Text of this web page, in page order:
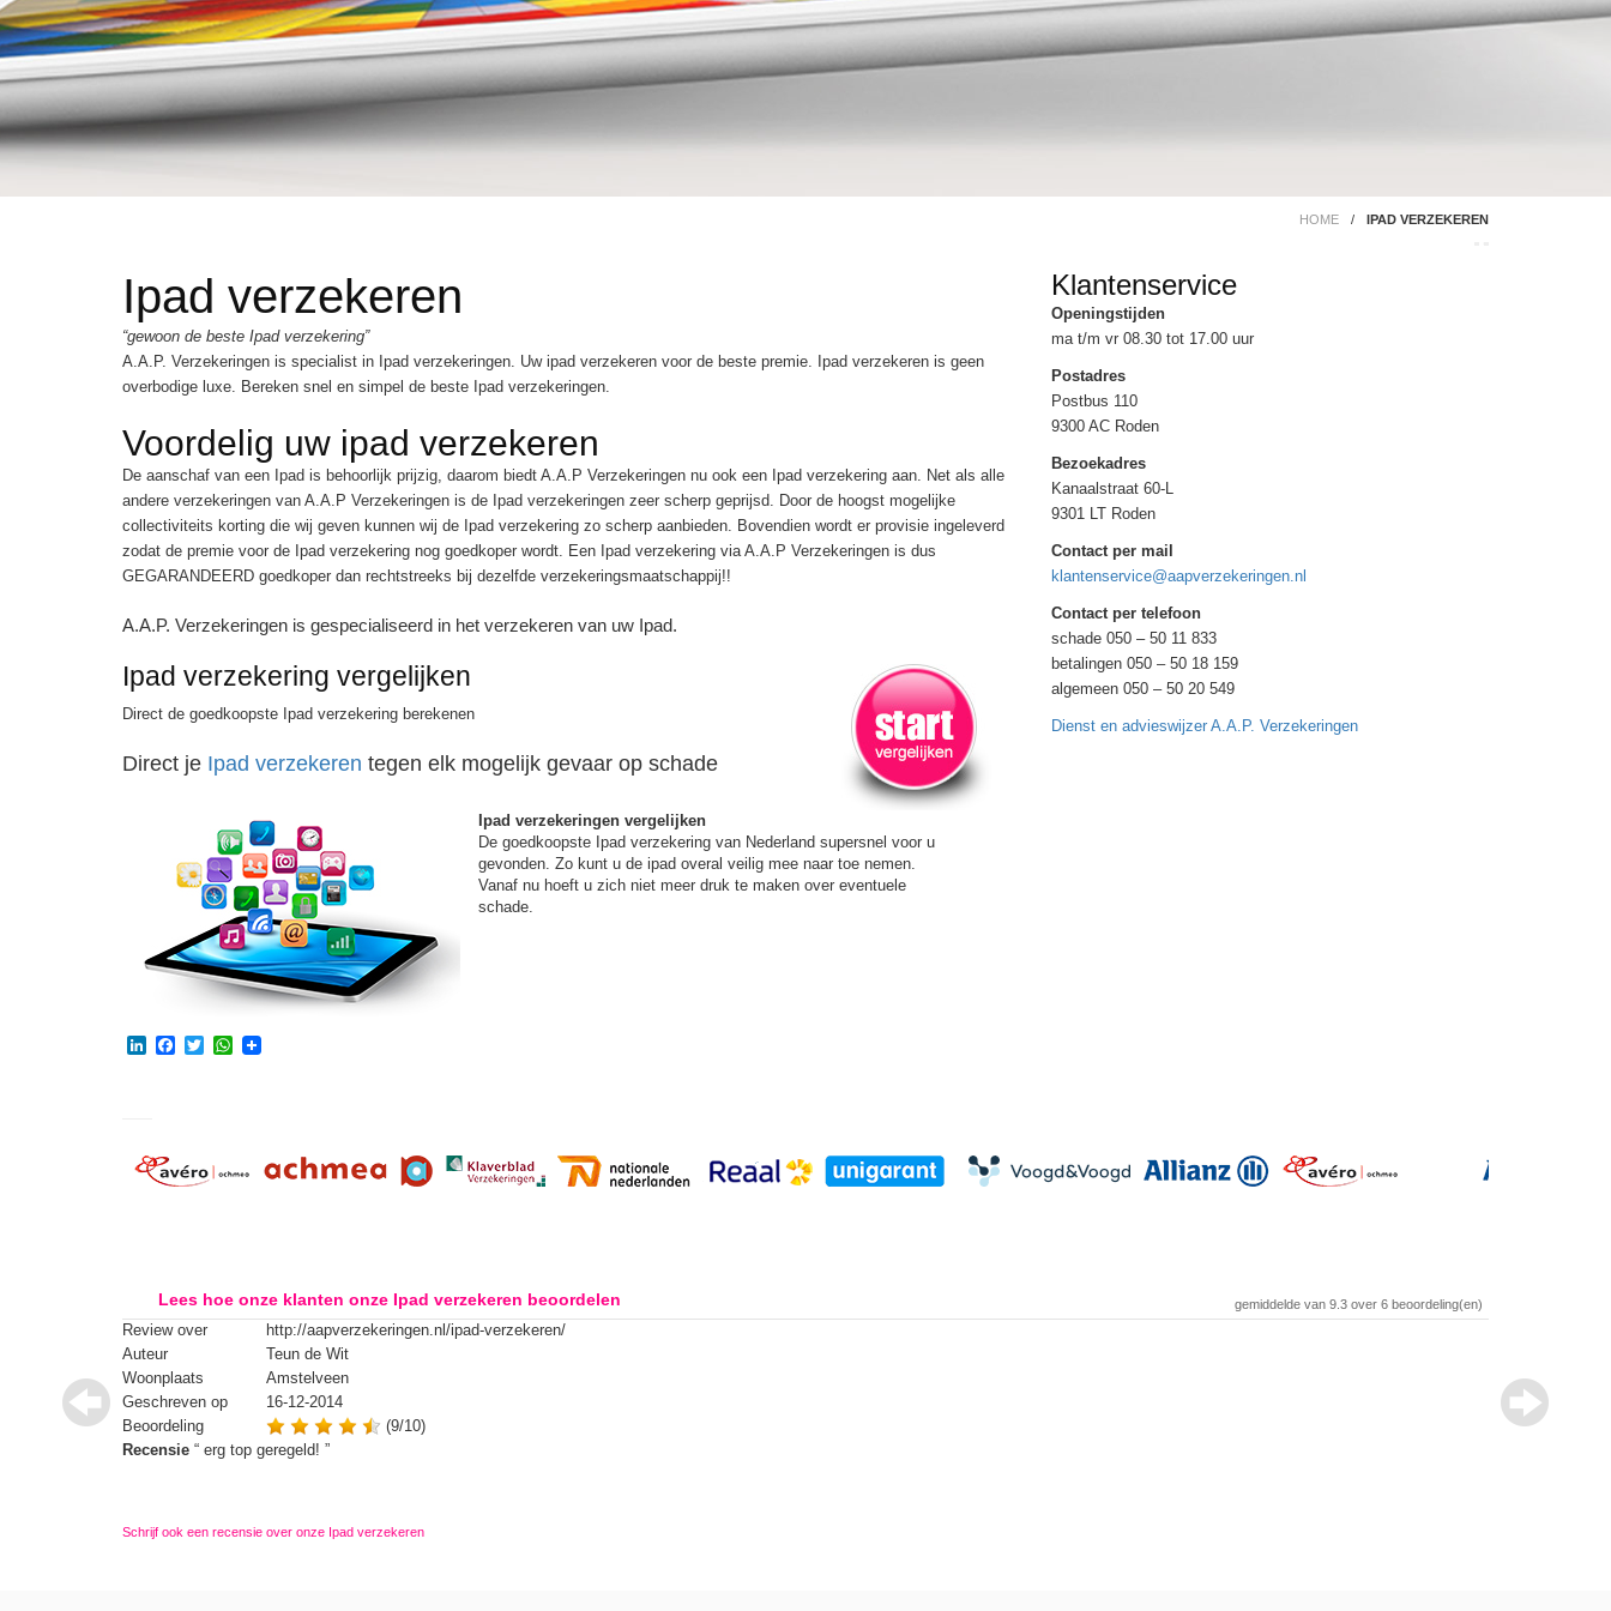
HOME / IPAD VERZEKEREN
Ipad verzekeren
“gewoon de beste Ipad verzekering”
A.A.P. Verzekeringen is specialist in Ipad verzekeringen. Uw ipad verzekeren voor de beste premie. Ipad verzekeren is geen
overbodige luxe. Bereken snel en simpel de beste Ipad verzekeringen.
Voordelig uw ipad verzekeren
De aanschaf van een Ipad is behoorlijk prijzig, daarom biedt A.A.P Verzekeringen nu ook een Ipad verzekering aan. Net als alle
andere verzekeringen van A.A.P Verzekeringen is de Ipad verzekeringen zeer scherp geprijsd. Door de hoogst mogelijke
collectiviteits korting die wij geven kunnen wij de Ipad verzekering zo scherp aanbieden. Bovendien wordt er provisie ingeleverd
zodat de premie voor de Ipad verzekering nog goedkoper wordt. Een Ipad verzekering via A.A.P Verzekeringen is dus
GEGARANDEERD goedkoper dan rechtstreeks bij dezelfde verzekeringsmaatschappij!!
A.A.P. Verzekeringen is gespecialiseerd in het verzekeren van uw Ipad.
Ipad verzekering vergelijken
Direct de goedkoopste Ipad verzekering berekenen
Direct je Ipad verzekeren tegen elk mogelijk gevaar op schade
Ipad verzekeringen vergelijken
De goedkoopste Ipad verzekering van Nederland supersnel voor u
gevonden. Zo kunt u de ipad overal veilig mee naar toe nemen.
Vanaf nu hoeft u zich niet meer druk te maken over eventuele
schade.
LinkedIn
Facebook
TwitterWhatsApp
Klantenservice
Openingstijden
ma t/m vr 08.30 tot 17.00 uur
Postadres
Postbus 110
9300 AC Roden
Bezoekadres
Kanaalstraat 60-L
9301 LT Roden
Contact per mail
klantenservice@aapverzekeringen.nl
Contact per telefoon
schade 050 – 50 11 833
betalingen 050 – 50 18 159
algemeen 050 – 50 20 549
Dienst en advieswijzer A.A.P. Verzekeringen
Lees hoe onze klanten onze Ipad verzekeren beoordelen
Review over
http://aapverzekeringen.nl/ipad-verzekeren/
Auteur
Teun de Wit
Woonplaats
Amstelveen
Geschreven op
16-12-2014
Beoordeling
(9/10)
Recensie “ erg top geregeld! ”
Woonplaats
Geschreven op
Beoordeling
gemiddelde van 9.3 over 6 beoordeling(en)
Schrijf ook een recensie over onze Ipad verzekeren